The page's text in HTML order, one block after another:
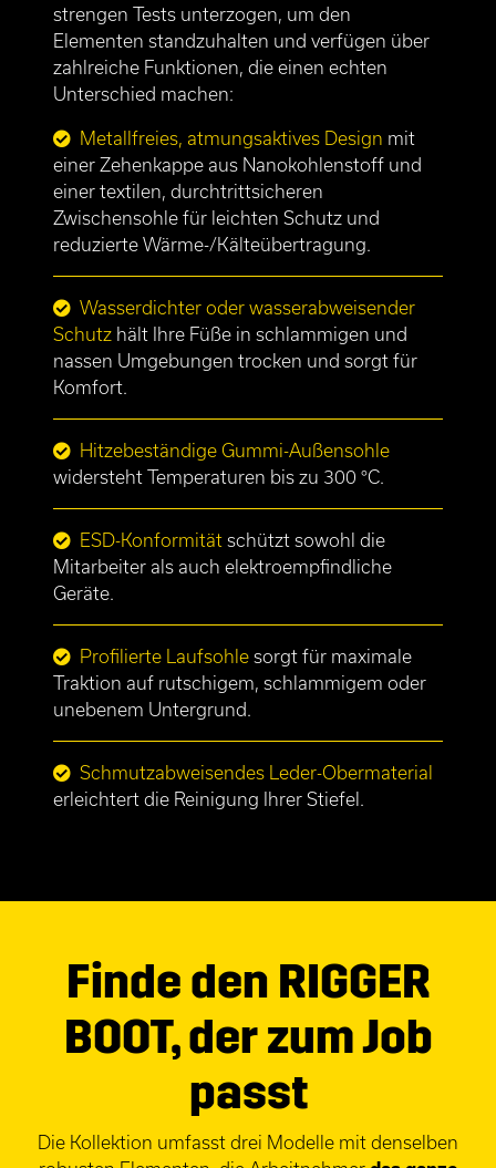
strengen Tests unterzogen, um den
Elementen standzuhalten und verfügen über
zahlreiche Funktionen, die einen echten
Unterschied machen:
Metallfreies, atmungsaktives Design mit
einer Zehenkappe aus Nanokohlenstoff und
einer textilen, durchtrittsicheren
Zwischensohle für leichten Schutz und
reduzierte Wärme-/Kälteübertragung.
Wasserdichter oder wasserabweisender
Schutz hält Ihre Füße in schlammigen und
nassen Umgebungen trocken und sorgt für
Komfort.
Hitzebeständige Gummi-Außensohle
widersteht Temperaturen bis zu 300 °C.
ESD-Konformität schützt sowohl die
Mitarbeiter als auch elektroempfindliche
Geräte.
Profilierte Laufsohle sorgt für maximale
Traktion auf rutschigem, schlammigem oder
unebenem Untergrund.
Schmutzabweisendes Leder-Obermaterial
erleichtert die Reinigung Ihrer Stiefel.
Finde den RIGGER
BOOT, der zum Job
passt
Die Kollektion umfasst drei Modelle mit denselben